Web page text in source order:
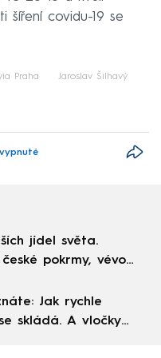
šíření covidu-19 se
Praha Jaroslav Šilhavý
jídel světa.
pokrmy, vévodí
Jak rychle
skládá. A vločky